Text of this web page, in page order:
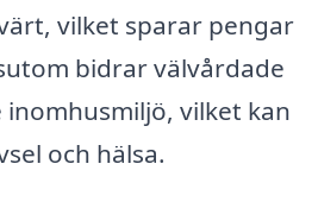
vilket sparar pengar
bidrar välvårdade
vilket kan
och hälsa.